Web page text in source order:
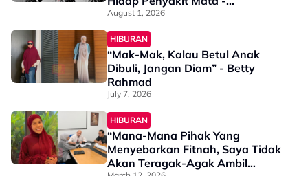
“Penglihatan Dia Memang Slowly
Makin Tak Nampak…”
August 1, 2026
HIBURAN
“Mak-Mak, Kalau Betul Anak
Dibuli, Jangan Diam” - Betty
Rahmad
July 7, 2026
HIBURAN
“Mana-Mana Pihak Yang
Menyebarkan Fitnah, Saya Tidak
Akan Teragak-Agak Ambil